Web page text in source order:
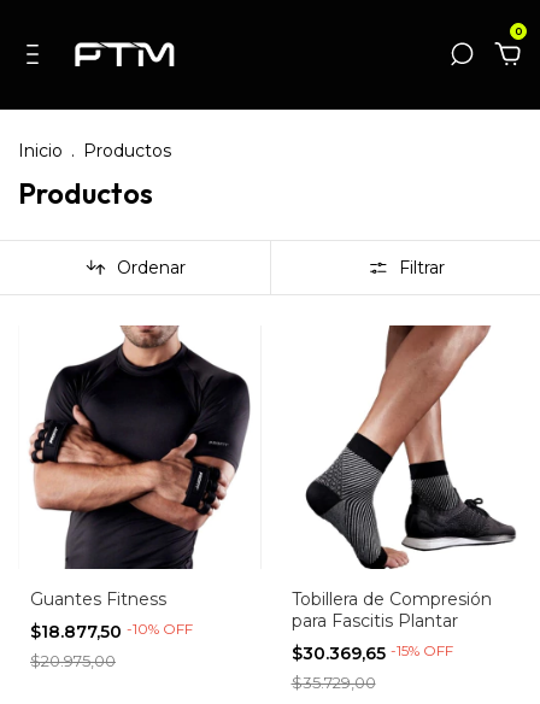
0
Inicio . Productos
Productos
Ordenar Filtrar
Guantes Fitness
$18.877,50 -10% OFF
$20.975,00
Tobillera de Compresión
para Fascitis Plantar
$30.369,65 -15% OFF
$35.729,00